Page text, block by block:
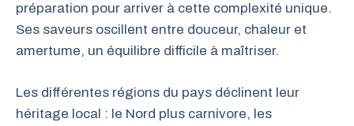
préparation pour arriver à cette complexité unique.
Ses saveurs oscillent entre douceur, chaleur et
amertume, un équilibre difficile à maîtriser.
Les différentes régions du pays déclinent leur
héritage local : le Nord plus carnivore, les